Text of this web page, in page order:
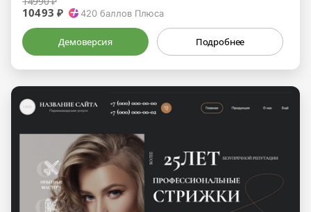
10493 ₽ 420 баллов Плюса
Демоверсия Подробнее